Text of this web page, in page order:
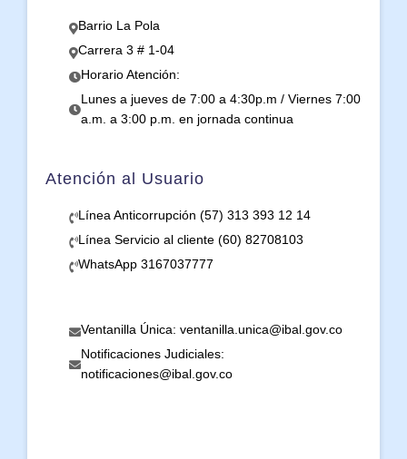
Barrio La Pola
Carrera 3 # 1-04
Horario Atención:
Lunes a jueves de 7:00 a 4:30p.m / Viernes 7:00
a.m. a 3:00 p.m. en jornada continua
Atención al Usuario
Línea Anticorrupción (57) 313 393 12 14
Línea Servicio al cliente (60) 82708103
WhatsApp 3167037777
Ventanilla Única: ventanilla.unica@ibal.gov.co
Notificaciones Judiciales:
notificaciones@ibal.gov.co